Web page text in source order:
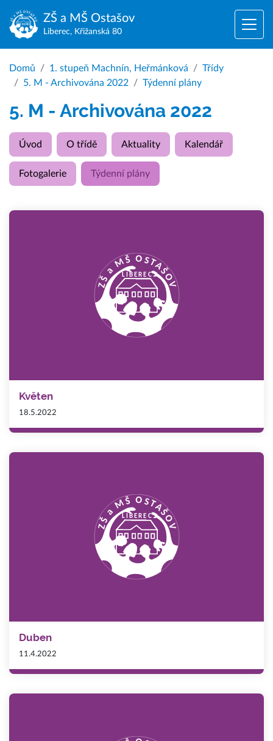
ZŠ a MŠ Ostašov
Liberec, Křižanská 80
Domů 1. stupeň Machnín, Heřmánková
Třídy
5. M - Archivována 2022
Týdenní plány
5. M - Archivována 2022
Úvod O třídě Aktuality Kalendář
Fotogalerie Týdenní plány
Květen
18.5.2022
Duben
11.4.2022